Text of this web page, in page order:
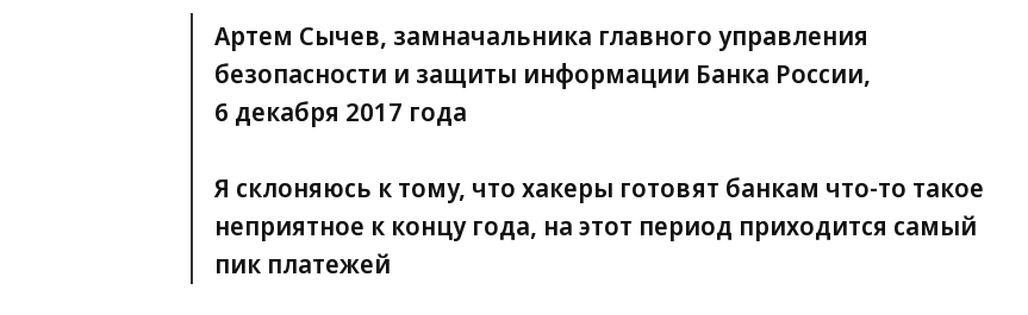
Артем Сычев, замначальника главного управления
безопасности и защиты информации Банка России,
6 декабря 2017 года
Я склоняюсь к тому, что хакеры готовят банкам что-то такое
неприятное к концу года, на этот период приходится самый
пик платежей